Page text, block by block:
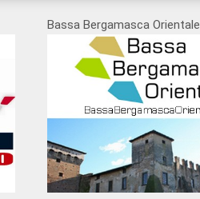
Bassa Bergamasca Orientale